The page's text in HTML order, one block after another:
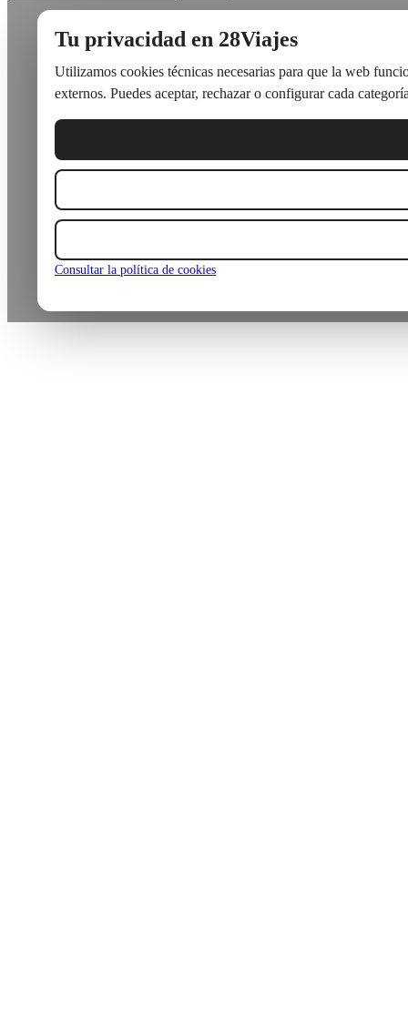
Tu privacidad en 28Viajes
Utilizamos cookies técnicas necesarias para que la web
externos. Puedes aceptar, rechazar o configurar cada
Consultar la política de cookies